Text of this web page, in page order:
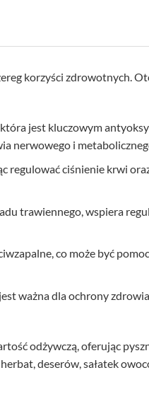
korzyści zdrowotnych.
jest kluczowym
nerwowego i
regulować ciśnienie krwi
trawiennego, wspiera
co może być
ważna dla ochrony
odżywczą, oferując
deserów, sałatek